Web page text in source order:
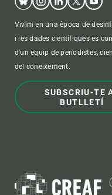
Vivim en una època de
i les dades científiques es
d'un equip de periodistes,
del coneixement.
SUBSCRIU-TE
BUTLLETÍ